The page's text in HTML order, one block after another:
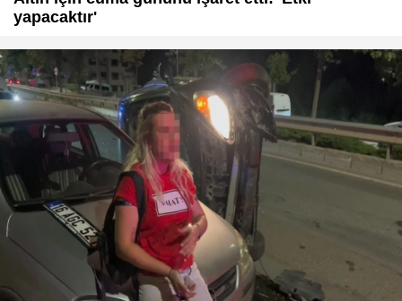
yapacaktır'